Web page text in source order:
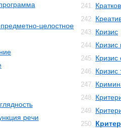
целостное
речи
241.
242.
243. Кризис
244. Кризис
245. Кризис
246. Кризис
247.
248.
249.
250.